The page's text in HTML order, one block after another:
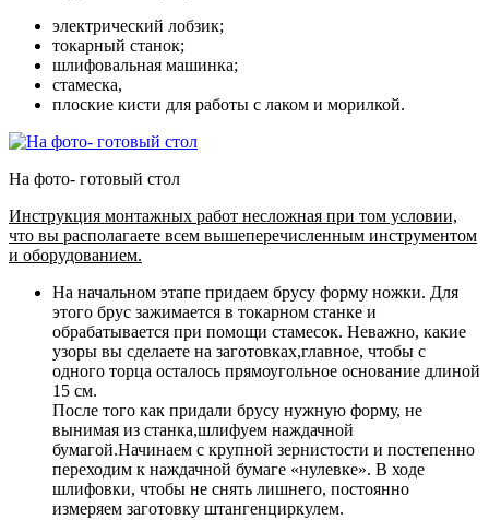
электрический лобзик;
токарный станок;
шлифовальная машинка;
стамеска,
плоские кисти для работы с лаком и морилкой.
На фото- готовый стол
Инструкция монтажных работ несложная при том условии,
что вы располагаете всем вышеперечисленным инструментом
и оборудованием.
На начальном этапе придаем брусу форму ножки. Для
этого брус зажимается в токарном станке и
обрабатывается при помощи стамесок. Неважно, какие
узоры вы сделаете на заготовках,главное, чтобы с
одного торца осталось прямоугольное основание длиной
15 см.
После того как придали брусу нужную форму, не
вынимая из станка,шлифуем наждачной
бумагой.Начинаем с крупной зернистости и постепенно
переходим к наждачной бумаге «нулевке». В ходе
шлифовки, чтобы не снять лишнего, постоянно
измеряем заготовку штангенциркулем.